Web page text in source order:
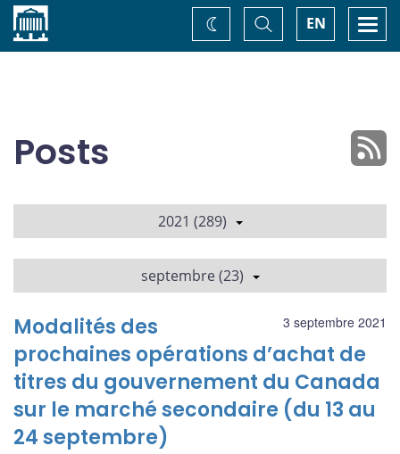
Accueil EN
Basculer
la
recherche
Changez
de
Posts
2021 (289)
septembre (23)
3 septembre 2021
Modalités des
prochaines opérations d’achat de
titres du gouvernement du Canada
sur le marché secondaire (du 13 au
24 septembre)